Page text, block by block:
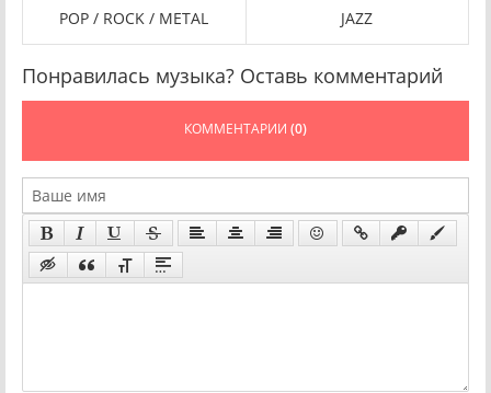
POP / ROCK / METAL JAZZ
Понравилась музыка? Оставь комментарий
КОММЕНТАРИИ (0)